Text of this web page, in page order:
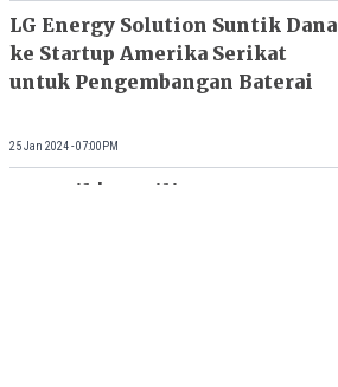
LG Energy Solution Suntik Dana
ke Startup Amerika Serikat
untuk Pengembangan Baterai
25 Jan 2024 - 07:00PM
Canggih! LG Rilis TV OLED